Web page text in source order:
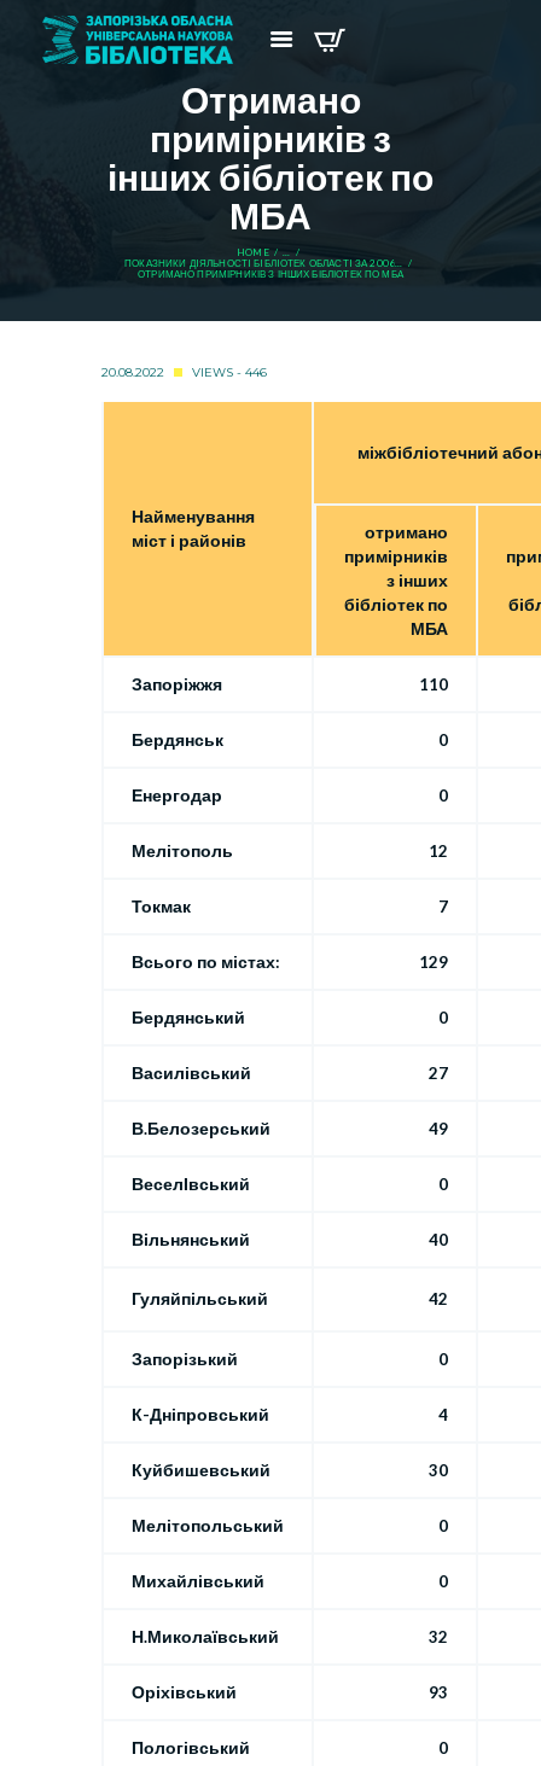
Отримано
примірників з
інших бібліотек по
МБА
HOME
...
ПОКАЗНИКИ ДIЯЛЬНОСТI БIБЛIОТЕК ОБЛАСТI ЗА 2006...
ОТРИМАНО ПРИМІРНИКІВ З ІНШИХ БІБЛІОТЕК ПО МБА
20.08.2022 VIEWS - 446
Найменування
міст і районів
міжбібліотечний
отримано
примірників
з інших
бібліотек по
МБА
Запоріжжя 110
Бердянськ 0
Енергодар 0
Мелітополь 12
Токмак 7
Всього по містах: 129
Бердянський 0
Василівський 27
В.Белозерський 49
ВеселІвський 0
Вільнянський 40
Гуляйпільський 42
Запорізький 0
К-Дніпровський 4
Куйбишевський 30
Мелітопольський 0
Михайлівський 0
Н.Миколаївський 32
Оріхівський 93
Пологівський 0